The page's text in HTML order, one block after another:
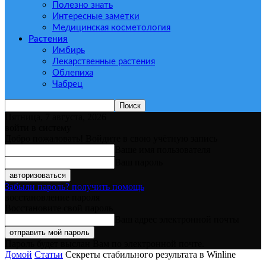
Полезно знать
Интересные заметки
Медицинская косметология
Растения
Имбирь
Лекарственные растения
Облепиха
Чабрец
Забыли пароль? получить помощь
Домой Статьи Секреты стабильного результата в Winline